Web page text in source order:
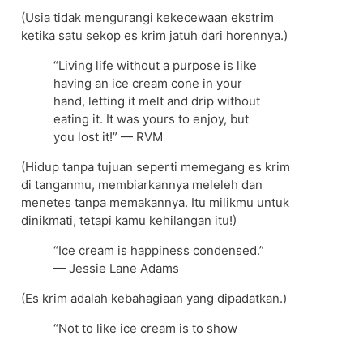
(Usia tidak mengurangi kekecewaan ekstrim
ketika satu sekop es krim jatuh dari horennya.)
“Living life without a purpose is like
having an ice cream cone in your
hand, letting it melt and drip without
eating it. It was yours to enjoy, but
you lost it!” — RVM
(Hidup tanpa tujuan seperti memegang es krim
di tanganmu, membiarkannya meleleh dan
menetes tanpa memakannya. Itu milikmu untuk
dinikmati, tetapi kamu kehilangan itu!)
“Ice cream is happiness condensed.”
— Jessie Lane Adams
(Es krim adalah kebahagiaan yang dipadatkan.)
“Not to like ice cream is to show